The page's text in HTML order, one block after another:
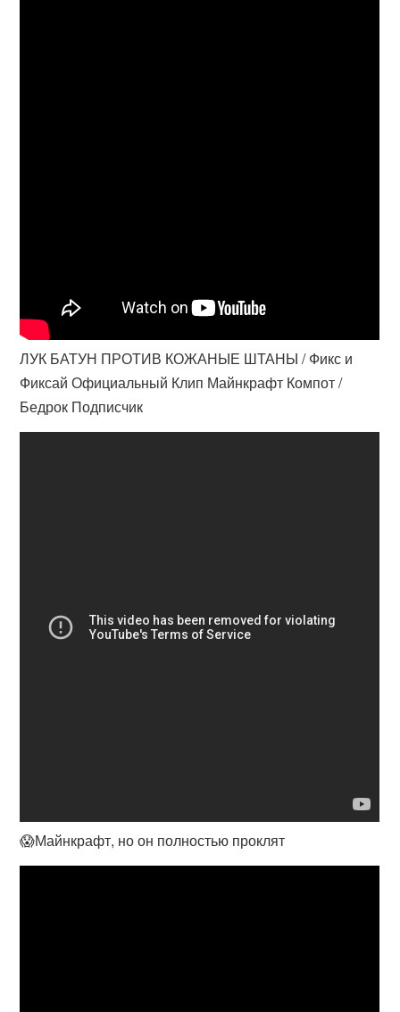
ЛУК БАТУН ПРОТИВ КОЖАНЫЕ ШТАНЫ / Фикс и
Фиксай Официальный Клип Майнкрафт Компот /
Бедрок Подписчик
😱Майнкрафт, но он полностью проклят